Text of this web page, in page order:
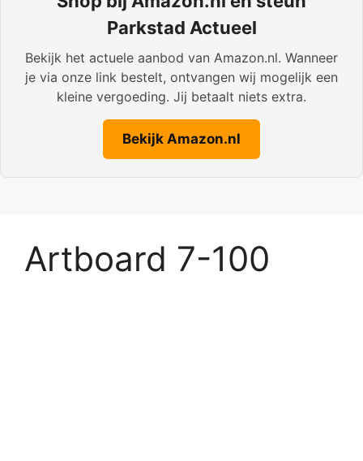
Parkstad Actueel
Bekijk het actuele aanbod van Amazon.nl. Wanneer
je via onze link bestelt, ontvangen wij mogelijk een
kleine vergoeding. Jij betaalt niets extra.
Bekijk Amazon.nl
Artboard 7-100